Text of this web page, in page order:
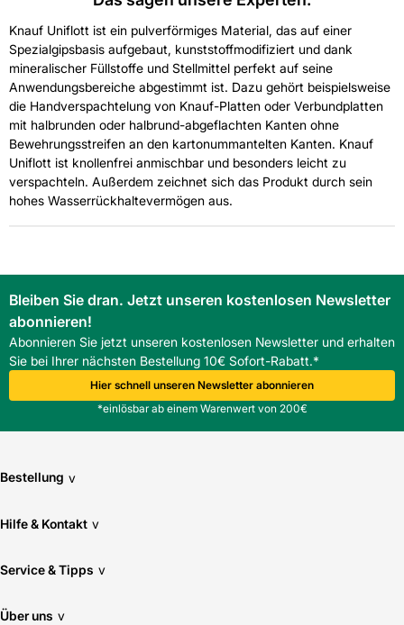
Knauf Uniflott ist ein pulverförmiges Material, das auf einer
Spezialgipsbasis aufgebaut, kunststoffmodifiziert und dank
mineralischer Füllstoffe und Stellmittel perfekt auf seine
Anwendungsbereiche abgestimmt ist. Dazu gehört beispielsweise
die Handverspachtelung von Knauf-Platten oder Verbundplatten
mit halbrunden oder halbrund-abgeflachten Kanten ohne
Bewehrungsstreifen an den kartonummantelten Kanten. Knauf
Uniflott ist knollenfrei anmischbar und besonders leicht zu
verspachteln. Außerdem zeichnet sich das Produkt durch sein
hohes Wasserrückhaltevermögen aus.
Bleiben Sie dran. Jetzt unseren kostenlosen Newsletter
abonnieren!
Abonnieren Sie jetzt unseren kostenlosen Newsletter und erhalten
Sie bei Ihrer nächsten Bestellung 10€ Sofort-Rabatt.*
Hier schnell unseren Newsletter abonnieren
*einlösbar ab einem Warenwert von 200€
Bestellung v
Hilfe & Kontakt v
Service & Tipps v
Über uns v